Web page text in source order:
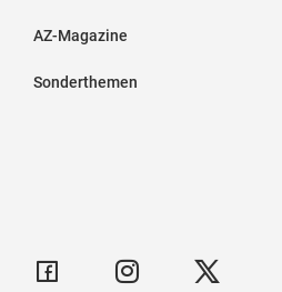
AZ-Magazine
Sonderthemen